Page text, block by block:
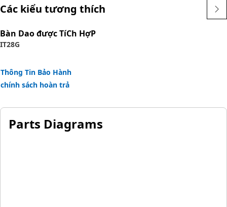
Các kiểu tương thích
Bàn Dao được TíCh HợP
IT28G
Thông Tin Bảo Hành
chính sách hoàn trả
Parts Diagrams